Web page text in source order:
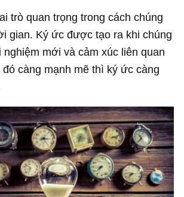
trò quan trọng trong cách chúng
gian. Ký ức được tạo ra khi chúng
mới và cảm xúc liên quan
càng mạnh mẽ thì ký ức càng